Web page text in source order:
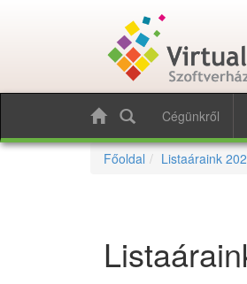
Cégünkről
Főoldal Listaáraink